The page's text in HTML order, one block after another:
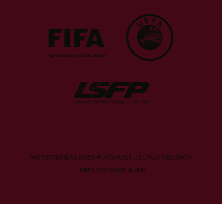
AUTORTIESĪBAS 2026 © ATSAUCE UZ LFF.LV OBLIGĀTA.
LAPAS IZSTRĀDE AURIS